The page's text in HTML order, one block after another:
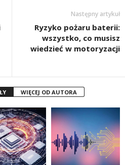
Następny artykuł
Ryzyko pożaru baterii:
wszystko, co musisz
wiedzieć w motoryzacji
WIĘCEJ OD AUTORA